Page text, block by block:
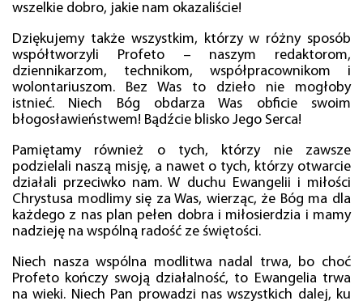
wszelkie dobro, jakie nam okazaliście!
Dziękujemy także wszystkim, którzy w różny sposób
współtworzyli Profeto – naszym redaktorom,
dziennikarzom, technikom, współpracownikom i
wolontariuszom. Bez Was to dzieło nie mogłoby
istnieć. Niech Bóg obdarza Was obficie swoim
błogosławieństwem! Bądźcie blisko Jego Serca!
Pamiętamy również o tych, którzy nie zawsze
podzielali naszą misję, a nawet o tych, którzy otwarcie
działali przeciwko nam. W duchu Ewangelii i miłości
Chrystusa modlimy się za Was, wierząc, że Bóg ma dla
każdego z nas plan pełen dobra i miłosierdzia i mamy
nadzieję na wspólną radość ze świętości.
Niech nasza wspólna modlitwa nadal trwa, bo choć
Profeto kończy swoją działalność, to Ewangelia trwa
na wieki. Niech Pan prowadzi nas wszystkich dalej, ku